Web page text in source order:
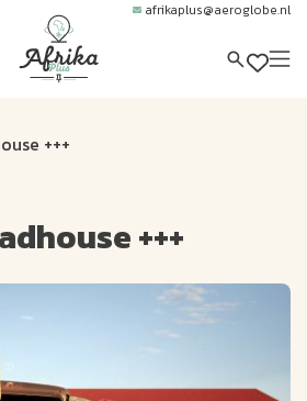
afrikaplus@aeroglobe.nl
+++
+++